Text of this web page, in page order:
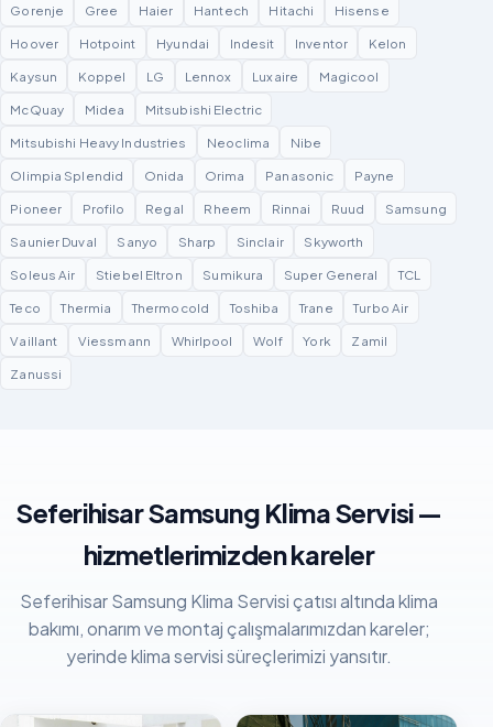
Gorenje
Gree Haier Hantech Hitachi
Hisense
Hoover
Hotpoint Hyundai Indesit Inventor
Kelon
Kaysun
Koppel LG Lennox Luxaire
Magicool
McQuay
Midea
Mitsubishi Electric
Mitsubishi Heavy Industries
Neoclima
Nibe
Olimpia Splendid
Onida Orima Panasonic
Payne
Pioneer
Profilo Regal Rheem Rinnai Ruud
Samsung
Saunier Duval
Sanyo Sharp Sinclair
Skyworth
Soleus Air
Stiebel Eltron Sumikura Super General
TCL
Teco
Thermia Thermocold Toshiba Trane
Turbo Air
Vaillant
Viessmann Whirlpool Wolf York
Zamil
Zanussi
Seferihisar Samsung Klima Servisi —
hizmetlerimizden kareler
Seferihisar Samsung Klima Servisi çatısı altında klima
bakımı, onarım ve montaj çalışmalarımızdan kareler;
yerinde klima servisi süreçlerimizi yansıtır.